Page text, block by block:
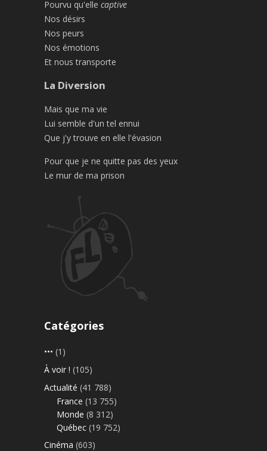
Pourvu qu'elle captive
Nos désirs
Nos peurs
Nos émotions
Et nous transporte
La Diversion
Mais que ma vie
Lui semble d'un tel ennui
Que j'y trouve en elle l'évasion
Pour que je ne quitte pas des yeux
Le mur de ma prison
Catégories
••• (1)
À voir ! (105)
Actualité (41 788)
France (13 755)
Monde (8 312)
Québec (19 752)
Cinéma (603)